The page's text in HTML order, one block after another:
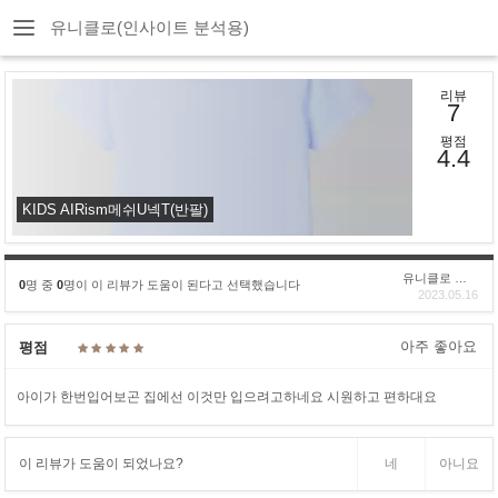
유니클로(인사이트 분석용)
KIDS AIRism메쉬U넥T(반팔)
리뷰
7
평점
4.4
0명 중 0명이 이 리뷰가 도움이 된다고 선택했습니다
2023.05.16
평점 아주 좋아요
아이가 한번입어보곤 집에선 이것만 입으려고하네요 시원하고 편하대요
이 리뷰가 도움이 되었나요? 네 아니요